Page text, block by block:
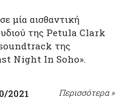
μία αισθαντική
της Petula Clark
της
Night In Soho».
2021 Περισσότερα »